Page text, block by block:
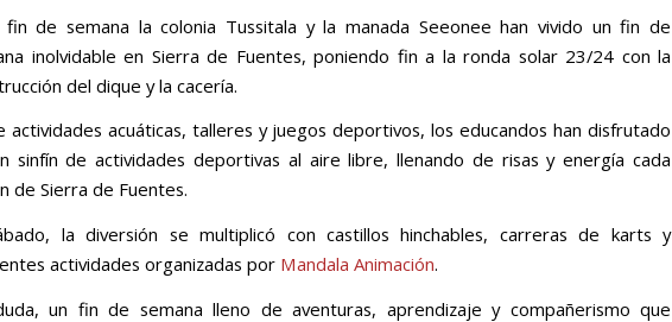
fin de semana la colonia Tussitala y la manada Seeonee han vivido un fin de
inolvidable en Sierra de Fuentes, poniendo fin a la ronda solar 23/24 con la
del dique y la cacería.
actividades acuáticas, talleres y juegos deportivos, los educandos han disfrutado
sinfín de actividades deportivas al aire libre, llenando de risas y energía cada
de Sierra de Fuentes.
la diversión se multiplicó con castillos hinchables, carreras de karts y
actividades organizadas por Mandala Animación.
un fin de semana lleno de aventuras, aprendizaje y compañerismo que